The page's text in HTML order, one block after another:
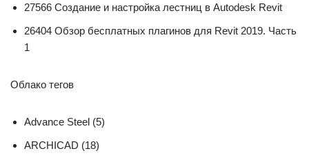
27566 Создание и настройка лестниц в Autodesk Revit
26404 Обзор бесплатных плагинов для Revit 2019. Часть
1
Облако тегов
Advance Steel (5)
ARCHICAD (18)